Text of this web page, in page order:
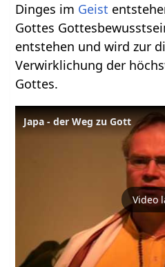
Dinges im Geist
Gottes
entstehen und wird zur
Verwirklichung der
Gottes.
Japa - der Weg zu Gott
Video